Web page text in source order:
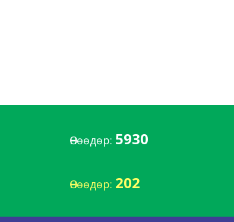
Өнөөдөр: 5930
Өнөөдөр: 202